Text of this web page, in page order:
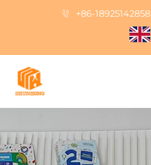
+86-18925142858